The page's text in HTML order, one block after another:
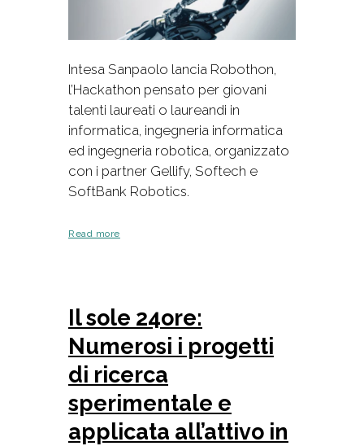
Intesa Sanpaolo lancia Robothon,
l’Hackathon pensato per giovani
talenti laureati o laureandi in
informatica, ingegneria informatica
ed ingegneria robotica, organizzato
con i partner Gellify, Softech e
SoftBank Robotics.
Read more
Il sole 24ore:
Numerosi i progetti
di ricerca
sperimentale e
applicata all’attivo in